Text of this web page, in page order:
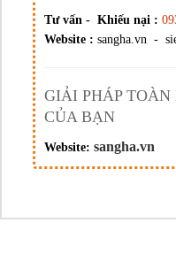
Tư vấn - Khiếu nại :
Website : sangha.vn -
GIẢI PHÁP
CỦA BẠN
Website: sangha.vn